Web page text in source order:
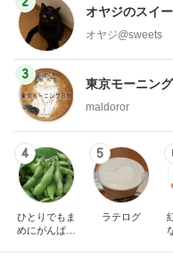
オヤジのスイ
オヤジ@sweets
3
東京モーニン
maldoror
4
ひとりでもま
めにがんばる
5
ラテログ